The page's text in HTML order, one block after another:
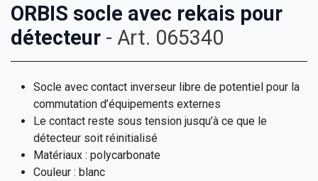
ORBIS socle avec rekais pour
détecteur - Art. 065340
Socle avec contact inverseur libre de potentiel pour la
commutation d’équipements externes
Le contact reste sous tension jusqu’à ce que le
détecteur soit réinitialisé
Matériaux : polycarbonate
Couleur : blanc